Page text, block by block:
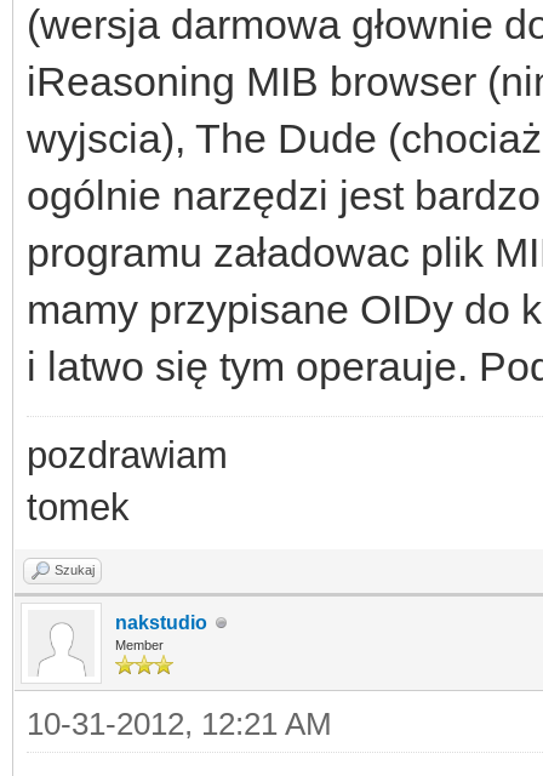
(wersja darmowa głownie
iReasoning MIB browser
wyjscia), The Dude
ogólnie narzędzi jest
programu załadowac plik
mamy przypisane OIDy do
i latwo się tym operauje.
pozdrawiam
tomek
Szukaj
nakstudio
Member
10-31-2012, 12:21 AM